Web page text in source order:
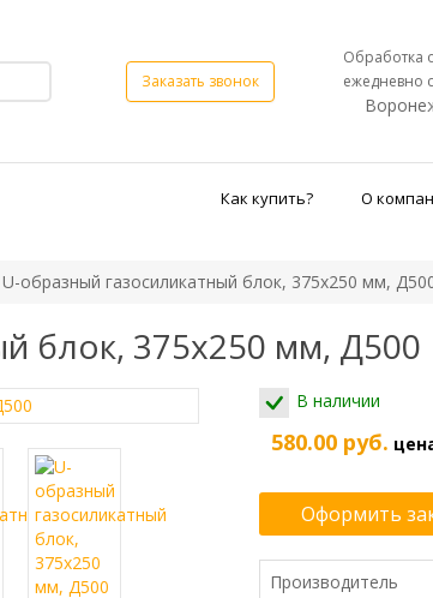
Заказать звонок
Обработка
ежедневно
Как купить? О
U-образный газосиликатный блок, 375х250 мм,
блок, 375х250 мм, Д500
В наличии
580.00 руб.
Оформить
Производитель